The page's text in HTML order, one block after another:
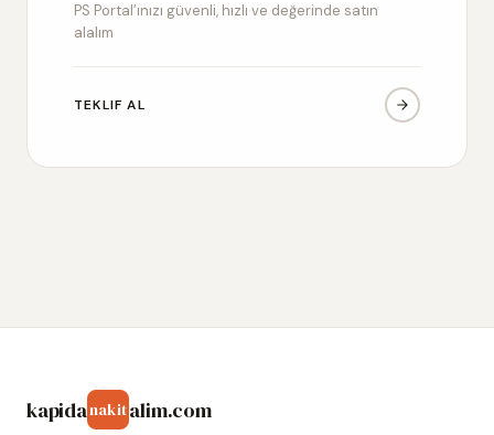
PS Portal’ınızı güvenli, hızlı ve değerinde satın
alalım
TEKLIF AL
kapidanakitalim.com